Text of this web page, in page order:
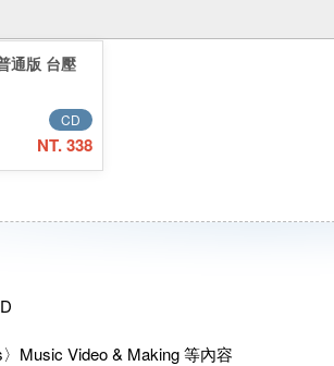
通版 台壓
CD
NT. 338
Music Video & Making 等內容